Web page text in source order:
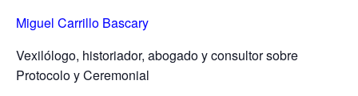
Miguel Carrillo Bascary
Vexilólogo, historiador, abogado y consultor sobre
Protocolo y Ceremonial